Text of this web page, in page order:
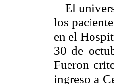
El
los
en el
30 de
Fueron
ingreso a